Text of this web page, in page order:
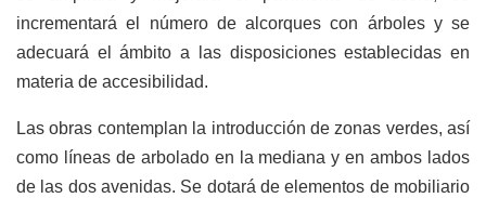
incrementará el número de alcorques con árboles y se
adecuará el ámbito a las disposiciones establecidas en
materia de accesibilidad.
Las obras contemplan la introducción de zonas verdes, así
como líneas de arbolado en la mediana y en ambos lados
de las dos avenidas. Se dotará de elementos de mobiliario